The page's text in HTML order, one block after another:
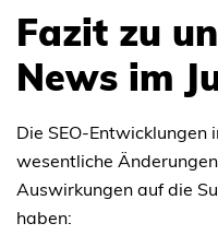
Fazit zu
News im
Die SEO-Entwicklungen
wesentliche
Auswirkungen auf die
haben: